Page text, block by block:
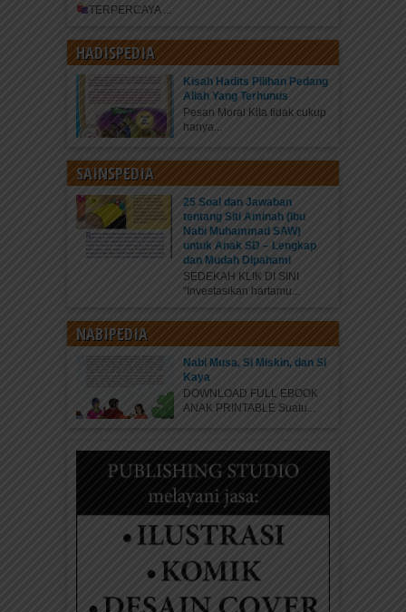
TERPERCAYA ...
HADISPEDIA
Kisah Hadits Pilihan Pedang
Allah Yang Terhunus
Pesan Moral Kita tidak cukup
hanya...
SAINSPEDIA
25 Soal dan Jawaban
tentang Siti Aminah (Ibu
Nabi Muhammad SAW)
untuk Anak SD – Lengkap
dan Mudah Dipahami
SEDEKAH KLIK DI SINI
“Investasikan hartamu...
NABIPEDIA
Nabi Musa, Si Miskin, dan Si
Kaya
DOWNLOAD FULL EBOOK
ANAK PRINTABLE Suatu...